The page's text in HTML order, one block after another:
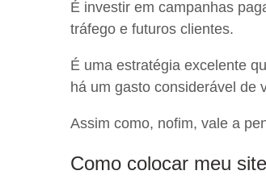
É investir em campanhas
tráfego e futuros clientes.
É uma estratégia excelente
há um gasto considerável de
Assim como, nofim, vale a
Como colocar meu